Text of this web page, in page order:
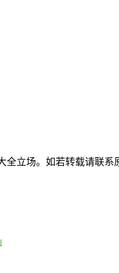
全立场。如若转载请联系